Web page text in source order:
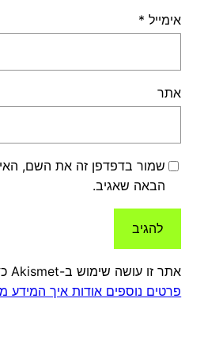
אימייל *
אתר
שמור בדפדפן זה את השם,
הבאה שאגיב.
אתר זו עושה שימוש ב-Akismet כדי לסנן תגובות זבל.
פרטים נוספים אודות איך המידע